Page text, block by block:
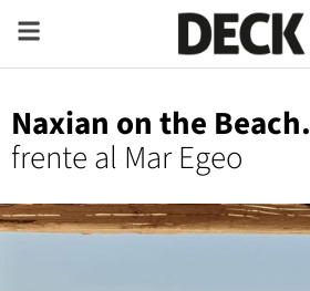
Naxian on the Beach.
frente al Mar Egeo